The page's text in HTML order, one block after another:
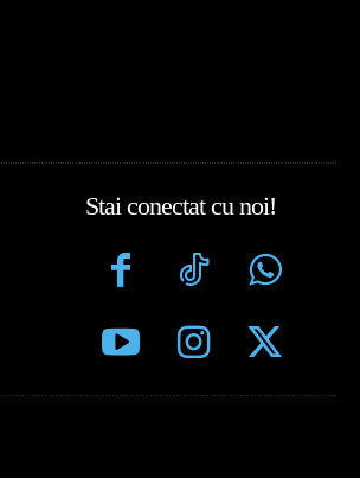
Stai conectat cu noi!